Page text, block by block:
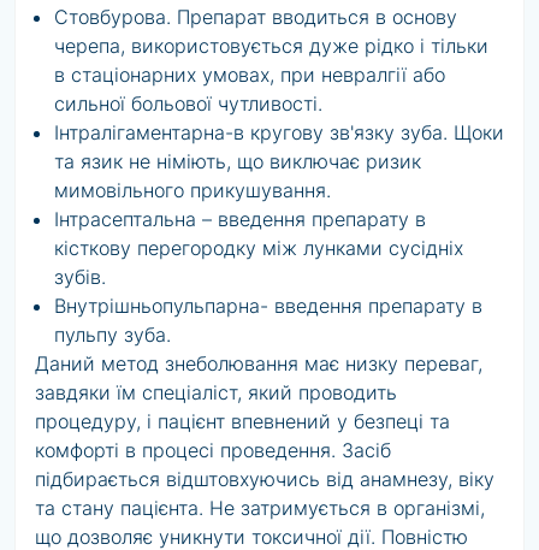
Стовбурова. Препарат вводиться в основу
черепа, використовується дуже рідко і тільки
в стаціонарних умовах, при невралгії або
сильної больової чутливості.
Інтралігаментарна-в кругову зв'язку зуба. Щоки
та язик не німіють, що виключає ризик
мимовільного прикушування.
Інтрасептальна – введення препарату в
кісткову перегородку між лунками сусідніх
зубів.
Внутрішньопульпарна- введення препарату в
пульпу зуба.
Даний метод знеболювання має низку переваг,
завдяки їм спеціаліст, який проводить
процедуру, і пацієнт впевнений у безпеці та
комфорті в процесі проведення. Засіб
підбирається відштовхуючись від анамнезу, віку
та стану пацієнта. Не затримується в організмі,
що дозволяє уникнути токсичної дії. Повністю